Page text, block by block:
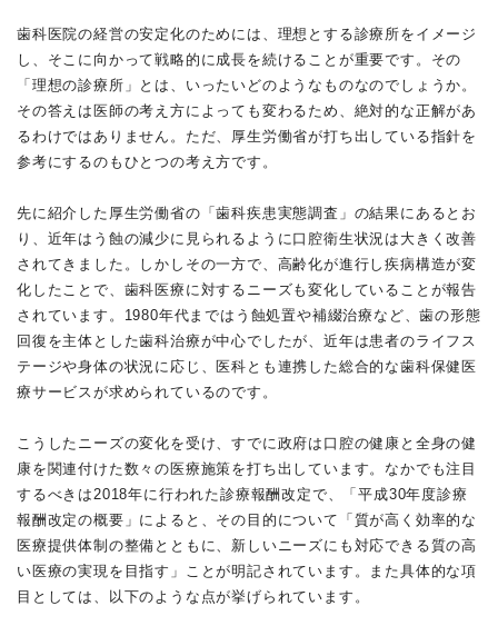
歯科医院の経営の安定化のためには、理想とする診療所をイメージ
し、そこに向かって戦略的に成長を続けることが重要です。その
「理想の診療所」とは、いったいどのようなものなのでしょうか。
その答えは医師の考え方によっても変わるため、絶対的な正解があ
るわけではありません。ただ、厚生労働省が打ち出している指針を
参考にするのもひとつの考え方です。
先に紹介した厚生労働省の「歯科疾患実態調査」の結果にあるとお
り、近年はう蝕の減少に見られるように口腔衛生状況は大きく改善
されてきました。しかしその一方で、高齢化が進行し疾病構造が変
化したことで、歯科医療に対するニーズも変化していることが報告
されています。1980年代まではう蝕処置や補綴治療など、歯の形態
回復を主体とした歯科治療が中心でしたが、近年は患者のライフス
テージや身体の状況に応じ、医科とも連携した総合的な歯科保健医
療サービスが求められているのです。
こうしたニーズの変化を受け、すでに政府は口腔の健康と全身の健
康を関連付けた数々の医療施策を打ち出しています。なかでも注目
するべきは2018年に行われた診療報酬改定で、「平成30年度診療
報酬改定の概要」によると、その目的について「質が高く効率的な
医療提供体制の整備とともに、新しいニーズにも対応できる質の高
い医療の実現を目指す」ことが明記されています。また具体的な項
目としては、以下のような点が挙げられています。